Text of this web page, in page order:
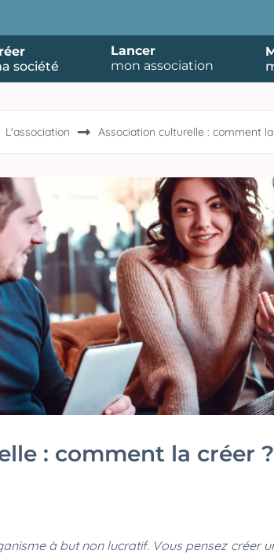
société
Lancer
mon association
L'association Association culturelle : comment
: comment la créer ?
à but non lucratif. Vous pensez créer